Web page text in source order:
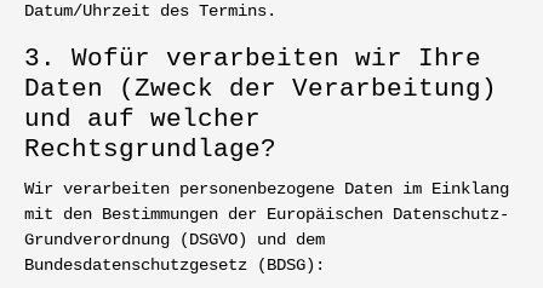
Datum/Uhrzeit des Termins.
3. Wofür verarbeiten wir Ihre
Daten (Zweck der Verarbeitung)
und auf welcher
Rechtsgrundlage?
Wir verarbeiten personenbezogene Daten im Einklang
mit den Bestimmungen der Europäischen Datenschutz-
Grundverordnung (DSGVO) und dem
Bundesdatenschutzgesetz (BDSG):